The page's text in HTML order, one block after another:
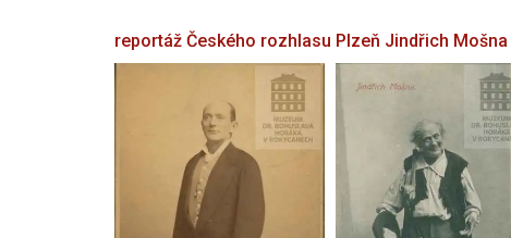
reportáž Českého rozhlasu Plzeň Jindřich Mošna